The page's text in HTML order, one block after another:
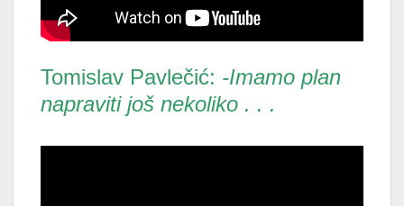
Tomislav Pavlečić: -Imamo plan
napraviti još nekoliko . . .